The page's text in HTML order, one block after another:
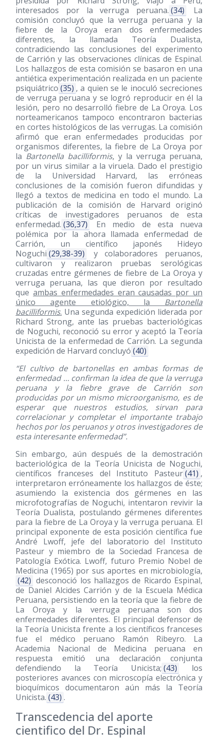
interesados por la verruga peruana. (34)
La
comisión concluyó que la verruga peruana y la
fiebre de la Oroya eran dos enfermedades
diferentes, la llamada Teoría Dualista,
contradiciendo las conclusiones del experimento
de Carrión y las observaciones clínicas de Espinal.
Los hallazgos de esta comisión se basaron en una
antiética experimentación realizada en un paciente
psiquiátrico (35) , a quien se le inoculó secreciones
de verruga peruana y se logró reproducir en él la
lesión, pero no desarrolló fiebre de La Oroya. Los
norteamericanos tampoco encontraron bacterias
en cortes histológicos de las verrugas. La comisión
afirmó que eran enfermedades producidas por
organismos diferentes, la fiebre de La Oroya por
la Bartonella bacilliformis, y la verruga peruana,
por un virus similar a la viruela. Dado el prestigio
de la Universidad Harvard, las erróneas
conclusiones de la comisión fueron difundidas y
llegó a textos de medicina en todo el mundo. La
publicación de la comisión de Harvard originó
críticas de investigadores peruanos de esta
enfermedad. (36,37)
En medio de esta nueva
polémica por la ahora llamada enfermedad de
Carrión, un científico japonés Hideyo
Noguchi (29,38-39)
y colaboradores peruanos,
cultivaron y realizaron pruebas serológicas
cruzadas entre gérmenes de fiebre de La Oroya y
verruga peruana, las que dieron por resultado
que ambas enfermedades eran causadas por un
único agente etiológico, la Bartonella
bacilliformis. Una segunda expedición liderada por
Richard Strong, ante las pruebas bacteriológicas
de Noguchi, reconoció su error y aceptó la Teoría
Unicista de la enfermedad de Carrión. La segunda
expedición de Harvard concluyó (40)
“El cultivo de bartonellas en ambas formas de
enfermedad … confirman la idea de que la verruga
peruana y la fiebre grave de Carrión son
producidas por un mismo microorganismo, es de
esperar que nuestros estudios, sirvan para
correlacionar y completar el importante trabajo
hechos por los peruanos y otros investigadores de
esta interesante enfermedad”.
Sin embargo, aún después de la demostración
bacteriológica de la Teoría Unicista de Noguchi,
científicos franceses del Instituto Pasteur(41) ,
interpretaron erróneamente los hallazgos de éste;
asumiendo la existencia dos gérmenes en las
microfotografías de Noguchi, intentaron revivir la
Teoría Dualista, postulando gérmenes diferentes
para la fiebre de La Oroya y la verruga peruana. El
principal exponente de esta posición científica fue
André Lwoff, jefe del laboratorio del Instituto
Pasteur y miembro de la Sociedad Francesa de
Patología Exótica. Lwoff, futuro Premio Nobel de
Medicina (1965) por sus aportes en microbiología,
(42) desconoció los hallazgos de Ricardo Espinal,
de Daniel Alcides Carrión y de la Escuela Médica
Peruana, persistiendo en la teoría que la fiebre de
La Oroya y la verruga peruana son dos
enfermedades diferentes. El principal defensor de
la Teoría Unicista frente a los científicos franceses
fue el médico peruano Ramón Ribeyro. La
Academia Nacional de Medicina peruana en
respuesta emitió una declaración conjunta
defendiendo la Teoría Unicista; (43)
los
posteriores avances con microscopía electrónica y
bioquímicos documentaron aún más la Teoría
Unicista. (43) .
Transcedencia del aporte
cientifico del Dr. Espinal